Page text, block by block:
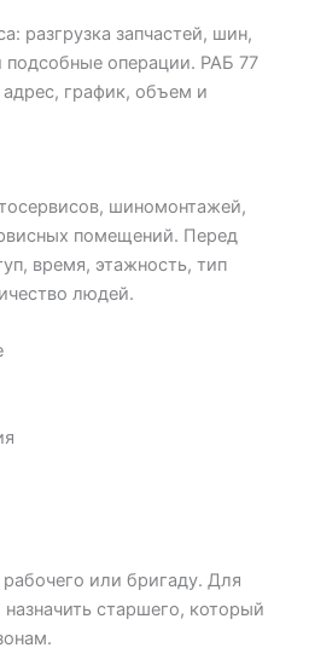
разгрузка запчастей, шин,
подсобные операции. РАБ 77
график, объем и
шиномонтажей,
помещений. Перед
время, этажность, тип
людей.
или бригаду. Для
старшего, который